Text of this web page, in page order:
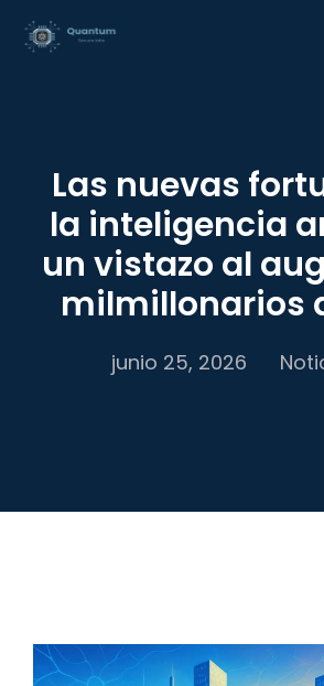
contenido
Las nuevas
la inteligencia
un vistazo al
milmillonarios
junio 25, 2026